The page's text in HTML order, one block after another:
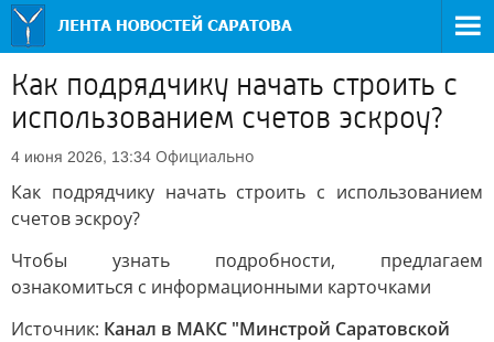
Как подрядчику начать строить с
использованием счетов эскроу?
4 июня 2026, 13:34 Официально
Как подрядчику начать строить с использованием
счетов эскроу?
Чтобы узнать подробности, предлагаем
ознакомиться с информационными карточками
Источник: Канал в МАКС "Минстрой Саратовской